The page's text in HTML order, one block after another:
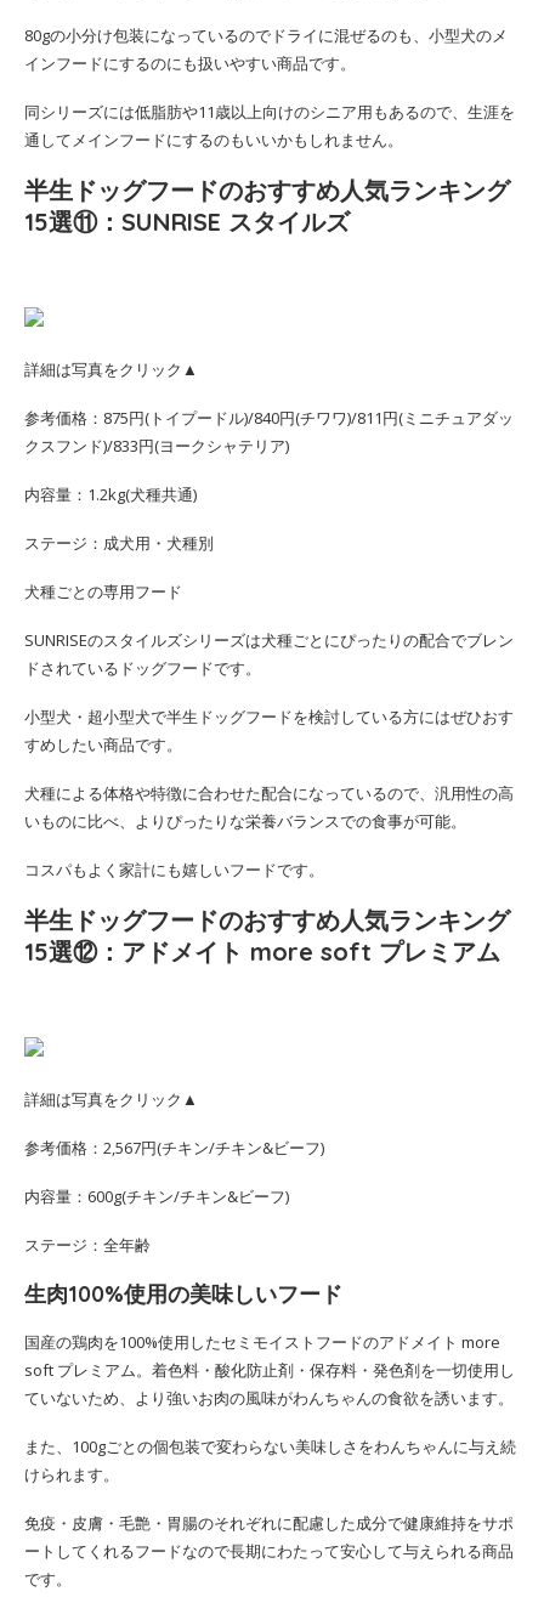
80gの小分け包装になっているのでドライに混ぜるのも、小型犬のメ
インフードにするのにも扱いやすい商品です。
同シリーズには低脂肪や11歳以上向けのシニア用もあるので、生涯を
通してメインフードにするのもいいかもしれません。
半生ドッグフードのおすすめ人気ランキング
15選⑪：SUNRISE スタイルズ
詳細は写真をクリック▲
参考価格：875円(トイプードル)/840円(チワワ)/811円(ミニチュアダッ
クスフンド)/833円(ヨークシャテリア)
内容量：1.2kg(犬種共通)
ステージ：成犬用・犬種別
犬種ごとの専用フード
SUNRISEのスタイルズシリーズは犬種ごとにぴったりの配合でブレン
ドされているドッグフードです。
小型犬・超小型犬で半生ドッグフードを検討している方にはぜひおす
すめしたい商品です。
犬種による体格や特徴に合わせた配合になっているので、汎用性の高
いものに比べ、よりぴったりな栄養バランスでの食事が可能。
コスパもよく家計にも嬉しいフードです。
半生ドッグフードのおすすめ人気ランキング
15選⑫：アドメイト more soft プレミアム
詳細は写真をクリック▲
参考価格：2,567円(チキン/チキン&ビーフ)
内容量：600g(チキン/チキン&ビーフ)
ステージ：全年齢
生肉100%使用の美味しいフード
国産の鶏肉を100%使用したセミモイストフードのアドメイト more
soft プレミアム。着色料・酸化防止剤・保存料・発色剤を一切使用し
ていないため、より強いお肉の風味がわんちゃんの食欲を誘います。
また、100gごとの個包装で変わらない美味しさをわんちゃんに与え続
けられます。
免疫・皮膚・毛艶・胃腸のそれぞれに配慮した成分で健康維持をサポ
ートしてくれるフードなので長期にわたって安心して与えられる商品
です。